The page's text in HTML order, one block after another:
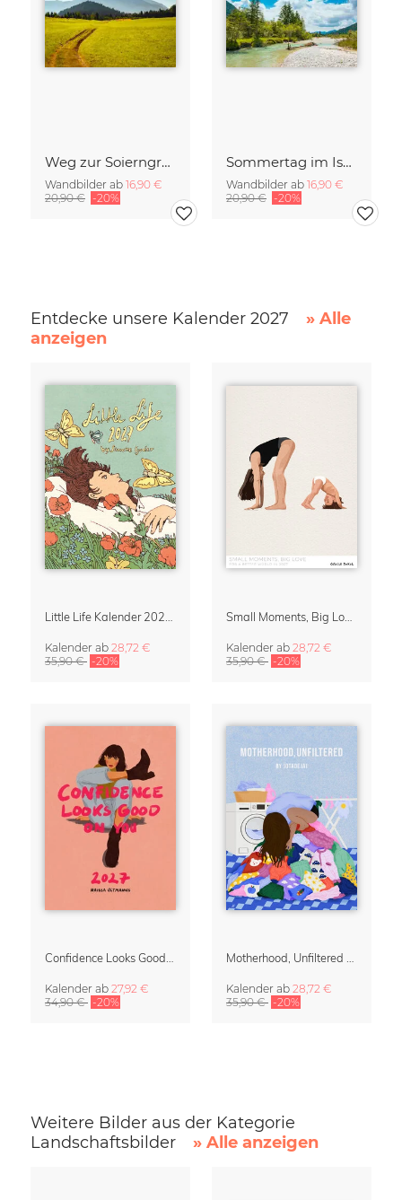
Weg zur Soierngruppe
Wandbilder ab 16,90 €
20,90 € -20%
Sommertag im Isartal
Wandbilder ab 16,90 €
20,90 € -20%
Entdecke unsere Kalender 2027
» Alle
anzeigen
Kalender ab 28,72 €
35,90 € -20%
Kalender ab 28,72 €
35,90 € -20%
Kalender ab 27,92 €
34,90 € -20%
Kalender ab 28,72 €
35,90 € -20%
Weitere Bilder aus der Kategorie
Landschaftsbilder
» Alle anzeigen